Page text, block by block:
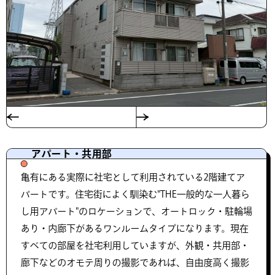
アパート・共用部
亀有にある実際に社宅として利用されている2階建てア
パートです。住宅街によく馴染む"THE一般的な一人暮ら
し用アパート"のロケーションで、オートロック・駐輪場
あり・内廊下があるワンルームタイプになります。現在
すべての部屋を社宅利用していますが、外観・共用部・
廊下などのオモテ周りの撮影であれば、自由度高く撮影